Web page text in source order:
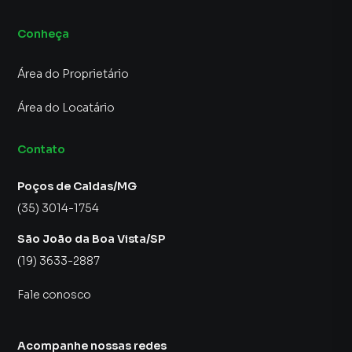
Conheça
Área do Proprietário
Área do Locatário
Contato
Poços de Caldas/MG
(35) 3014-1754
São João da Boa Vista/SP
(19) 3633-2887
Fale conosco
Acompanhe nossas redes